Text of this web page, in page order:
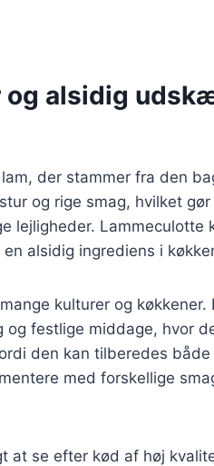
alsidig
der stammer fra den
og rige smag, hvilket
lejligheder. Lammeculotte
alsidig ingrediens i
kulturer og køkkener.
festlige middage, hvor
den kan tilberedes både
med forskellige
se efter kød af høj